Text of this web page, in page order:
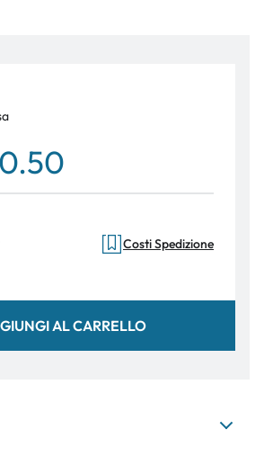
Costi Spedizione
AL CARRELLO